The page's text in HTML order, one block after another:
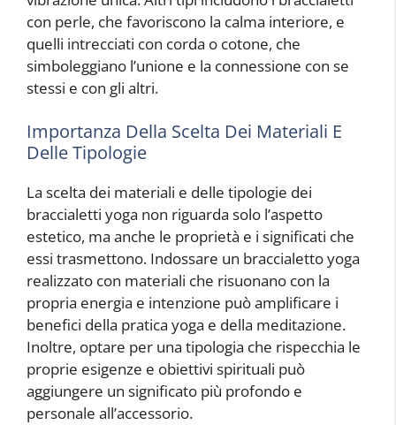
con perle, che favoriscono la calma interiore, e
quelli intrecciati con corda o cotone, che
simboleggiano l’unione e la connessione con se
stessi e con gli altri.
Importanza Della Scelta Dei Materiali E
Delle Tipologie
La scelta dei materiali e delle tipologie dei
braccialetti yoga non riguarda solo l’aspetto
estetico, ma anche le proprietà e i significati che
essi trasmettono. Indossare un braccialetto yoga
realizzato con materiali che risuonano con la
propria energia e intenzione può amplificare i
benefici della pratica yoga e della meditazione.
Inoltre, optare per una tipologia che rispecchia le
proprie esigenze e obiettivi spirituali può
aggiungere un significato più profondo e
personale all’accessorio.